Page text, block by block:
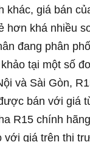
khác, giá bán
hơn khá nhiều
đang phân
tại một số
và Sài Gòn,
bán với giá
R15 chính
với giá trên thị